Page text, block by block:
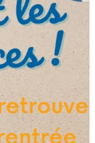
2026
générations
investissez pour
bachelors, des
technologique et